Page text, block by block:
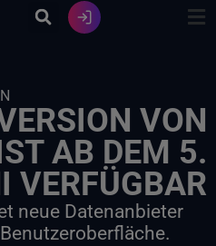
VON
AB DEM 5.
VERFÜGBAR
neue Datenanbieter